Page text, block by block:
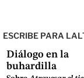
ESCRIBE PARA
Diálogo en la
buhardilla